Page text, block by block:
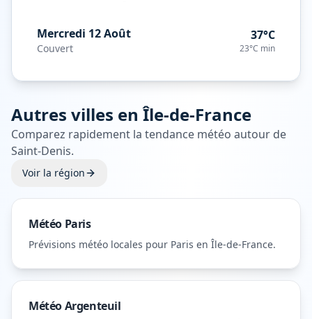
Mercredi 12 Août
Couvert
37°C
23°C min
Autres villes enÎle-de-France
Comparez rapidement la tendance météo autour de
Saint-Denis.
Voir la région
Météo Paris
Prévisions météo locales pour Paris en Île-de-France.
MétéoArgenteuil